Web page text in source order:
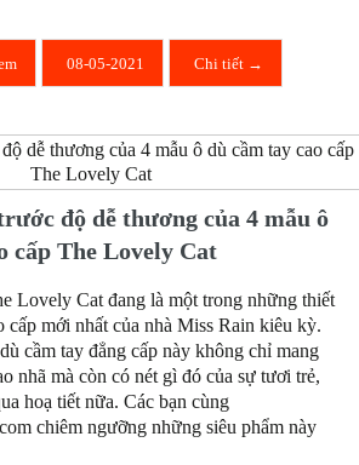
08-05-2021 Chi tiết →
độ dễ thương của 4 mẫu ô
cấp The Lovely Cat
Lovely Cat đang là một trong những thiết
cấp mới nhất của nhà Miss Rain kiêu kỳ.
cầm tay đẳng cấp này không chỉ mang
nhã mà còn có nét gì đó của sự tươi trẻ,
hoạ tiết nữa. Các bạn cùng
chiêm ngưỡng những siêu phẩm này